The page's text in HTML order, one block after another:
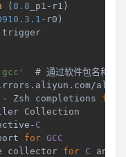
( 8.8 _p1 - r1 )
.1 - r0 )
trigger
. aliyun . com/
- Zsh completions for
Collection
- C
for GCC
collector for C and